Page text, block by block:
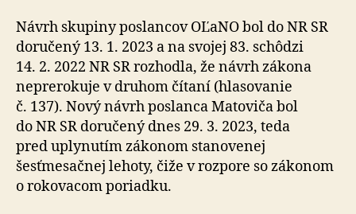
Návrh skupiny poslancov OĽaNO bol do NR SR
doručený 13. 1. 2023 a na svojej 83. schôdzi
14. 2. 2022 NR SR rozhodla, že návrh zákona
neprerokuje v druhom čítaní (hlasovanie
č. 137). Nový návrh poslanca Matoviča bol
do NR SR doručený dnes 29. 3. 2023, teda
pred uplynutím zákonom stanovenej
šesťmesačnej lehoty, čiže v rozpore so zákonom
o rokovacom poriadku.